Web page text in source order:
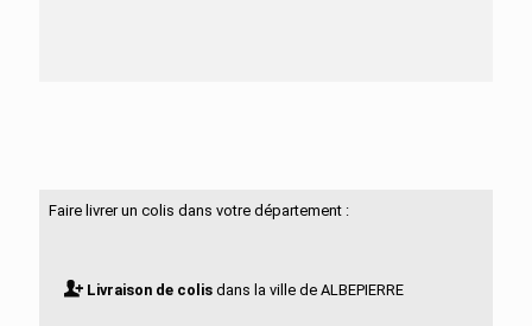
Faire livrer un colis dans votre département :
Livraison de colisdans la ville de ALBEPIERRE